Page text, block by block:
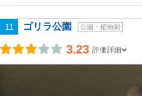
11 ゴリラ公園 公園・植物園
3.23 評価詳細